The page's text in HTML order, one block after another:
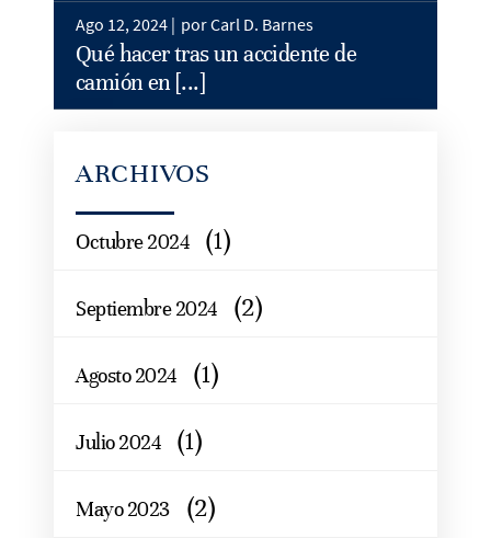
Ago 12, 2024 | por Carl D. Barnes
Qué hacer tras un accidente de
camión en [...]
ARCHIVOS
Octubre 2024 (1)
Septiembre 2024 (2)
Agosto 2024 (1)
Julio 2024 (1)
Mayo 2023 (2)